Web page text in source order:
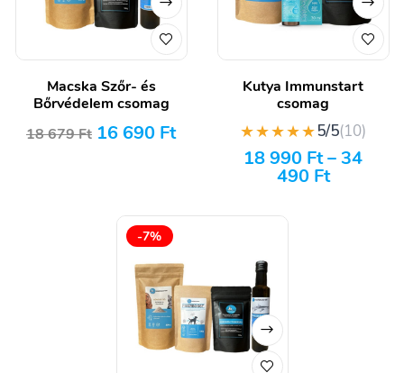
Macska Szőr- és
Bőrvédelem csomag
18 679Ft 16 690 Ft
Kutya Immunstart
csomag
★★★★★5/5(10)
18 990 Ft–34
490 Ft
-7%